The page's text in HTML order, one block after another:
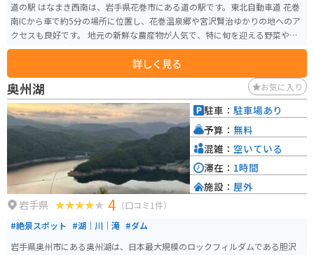
道の駅 はなまき西南は、岩手県花巻市にある道の駅です。東北自動車道 花巻
南ICから車で約5分の場所に位置し、花巻温泉郷や宮沢賢治ゆかりの地へのア
クセスも良好です。 地元の新鮮な農産物が人気で、特に旬を迎える野菜や果
物は格別です。採れたての味が楽しめるので、ぜひお土産に購入してみてく
ださい。また、併設されているレストランでは、地元食材をふんだんに使っ
た料理を味わえます。おすすめは、花巻産の白金豚を使用した豚丼です。 バ
イクで訪れる際は、広い駐車場があるので安心です。周辺には、宮沢賢治童
話村や花巻温泉郷など、観光スポットも充実しています。道の駅 はなまき西
南を拠点に、花巻観光を楽しんでみてはいかがでしょうか。
詳しく見る
奥州湖 お気に入り
岩手県 4 （口コミ1件）
#絶景スポット #湖｜川｜滝 #ダム
岩手県奥州市にある奥州湖は、日本最大規模のロックフィルダムである胆沢
駐車： 駐車場あり
予算： 無料
混雑： 空いている
滞在： 1時間
施設： 屋外